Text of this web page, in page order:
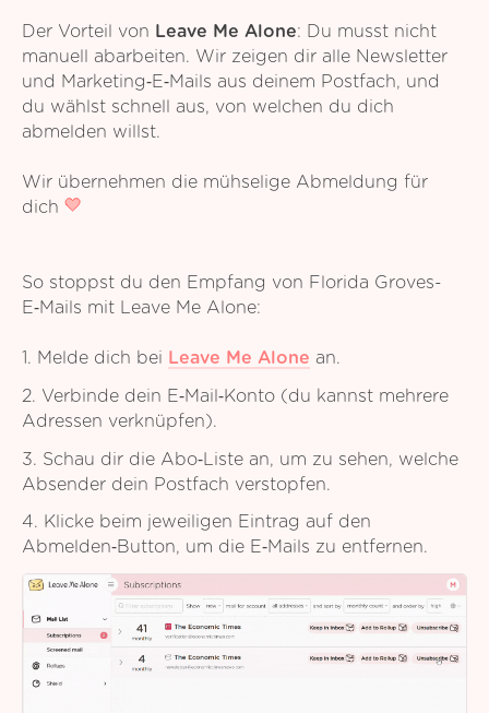
Der Vorteil von Leave Me Alone: Du musst nicht
manuell abarbeiten. Wir zeigen dir alle Newsletter
und Marketing‑E‑Mails aus deinem Postfach, und
du wählst schnell aus, von welchen du dich
abmelden willst.
Wir übernehmen die mühselige Abmeldung für
dich
So stoppst du den Empfang von Florida Groves-
E‑Mails mit Leave Me Alone:
1. Melde dich bei Leave Me Alone an.
2. Verbinde dein E‑Mail‑Konto (du kannst mehrere
Adressen verknüpfen).
3. Schau dir die Abo‑Liste an, um zu sehen, welche
Absender dein Postfach verstopfen.
4. Klicke beim jeweiligen Eintrag auf den
Abmelden‑Button, um die E‑Mails zu entfernen.